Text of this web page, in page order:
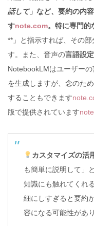
話して」など、要約の内
すnote.com。特に専門的
**」と指示すれば、その
す。また、音声の言語設定
NotebookLMはユーザー
を生成しますが、念のた
することもできます
版で提供されています
カスタマイズの活
も簡単に説明して」
知識にも触れてくれ
細にしすぎると要約
容になる可能性があ